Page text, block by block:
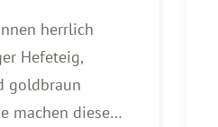
herrlich
Hefeteig,
goldbraun
machen diesen